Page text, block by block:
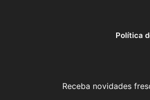
Política
Receba novidades